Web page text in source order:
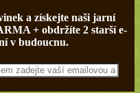
a získejte naši jarní
+ obdržíte 2 starší e-
v budoucnu.